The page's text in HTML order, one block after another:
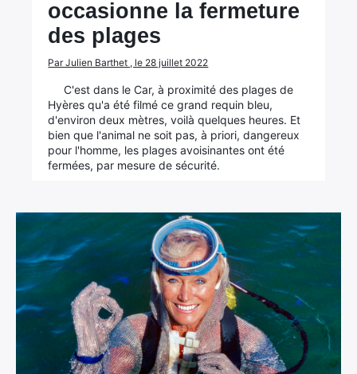
occasionne la fermeture
des plages
Par Julien Barthet , le 28 juillet 2022
C'est dans le Car, à proximité des plages de
Hyères qu'a été filmé ce grand requin bleu,
d'environ deux mètres, voilà quelques heures. Et
bien que l'animal ne soit pas, à priori, dangereux
pour l'homme, les plages avoisinantes ont été
fermées, par mesure de sécurité.